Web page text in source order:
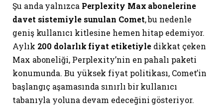
Şu anda yalnızca Perplexity Max abonelerine
davet sistemiyle sunulan Comet, bu nedenle
geniş kullanıcı kitlesine hemen hitap edemiyor.
Aylık 200 dolarlık fiyat etiketiyle dikkat çeken
Max aboneliği, Perplexity’nin en pahalı paketi
konumunda. Bu yüksek fiyat politikası, Comet’in
başlangıç aşamasında sınırlı bir kullanıcı
tabanıyla yoluna devam edeceğini gösteriyor.